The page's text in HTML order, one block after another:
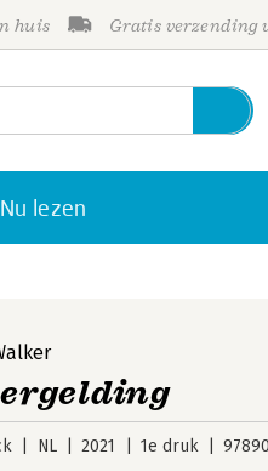
huis Gratis verzending
Nu lezen
NL 2021 1e druk